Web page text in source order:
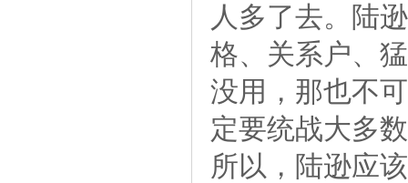
人多了去。陆
格、关系户、
没用，那也不
定要统战大多
所以，陆逊应